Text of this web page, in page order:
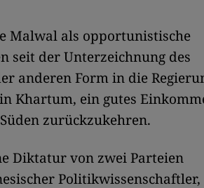
Malwal als opportunistische
seit der Unterzeichnung des
anderen Form in die
Khartum, ein gutes
zurückzukehren.
Diktatur von zwei Parteien
Politikwissenschaftler,